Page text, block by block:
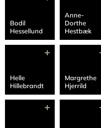
Bodil
Hessellund
Anne-
Dorthe
Hestbæk
Helle
Hillebrandt
Margrethe
Hjerrild